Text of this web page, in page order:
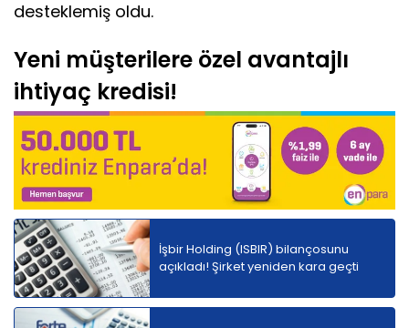
desteklemiş oldu.
Yeni müşterilere özel avantajlı
ihtiyaç kredisi!
İşbir Holding (ISBIR) bilançosunu
açıkladı! Şirket yeniden kara geçti